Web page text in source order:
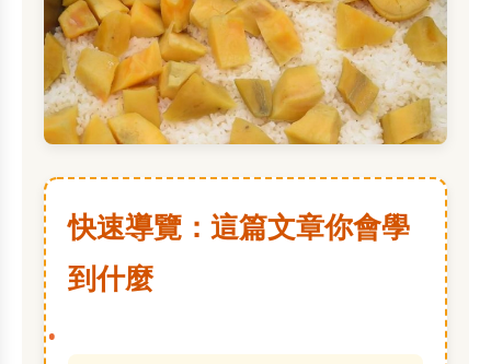
快速導覽：這篇文章你會學
到什麼